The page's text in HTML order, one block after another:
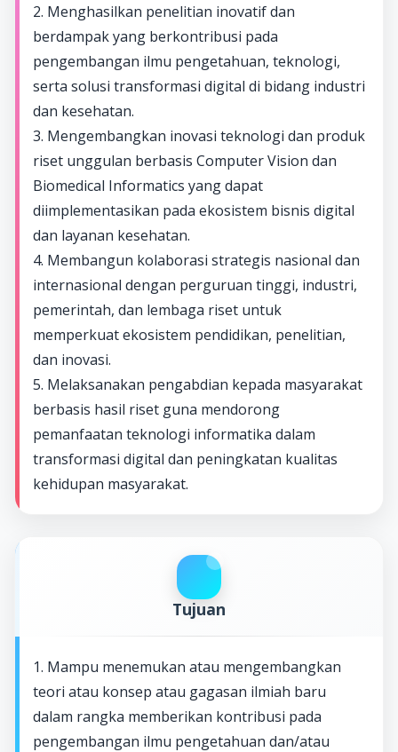
2. Menghasilkan penelitian inovatif dan
berdampak yang berkontribusi pada
pengembangan ilmu pengetahuan, teknologi,
serta solusi transformasi digital di bidang industri
dan kesehatan.
3. Mengembangkan inovasi teknologi dan produk
riset unggulan berbasis Computer Vision dan
Biomedical Informatics yang dapat
diimplementasikan pada ekosistem bisnis digital
dan layanan kesehatan.
4. Membangun kolaborasi strategis nasional dan
internasional dengan perguruan tinggi, industri,
pemerintah, dan lembaga riset untuk
memperkuat ekosistem pendidikan, penelitian,
dan inovasi.
5. Melaksanakan pengabdian kepada masyarakat
berbasis hasil riset guna mendorong
pemanfaatan teknologi informatika dalam
transformasi digital dan peningkatan kualitas
kehidupan masyarakat.
Tujuan
1. Mampu menemukan atau mengembangkan
teori atau konsep atau gagasan ilmiah baru
dalam rangka memberikan kontribusi pada
pengembangan ilmu pengetahuan dan/atau